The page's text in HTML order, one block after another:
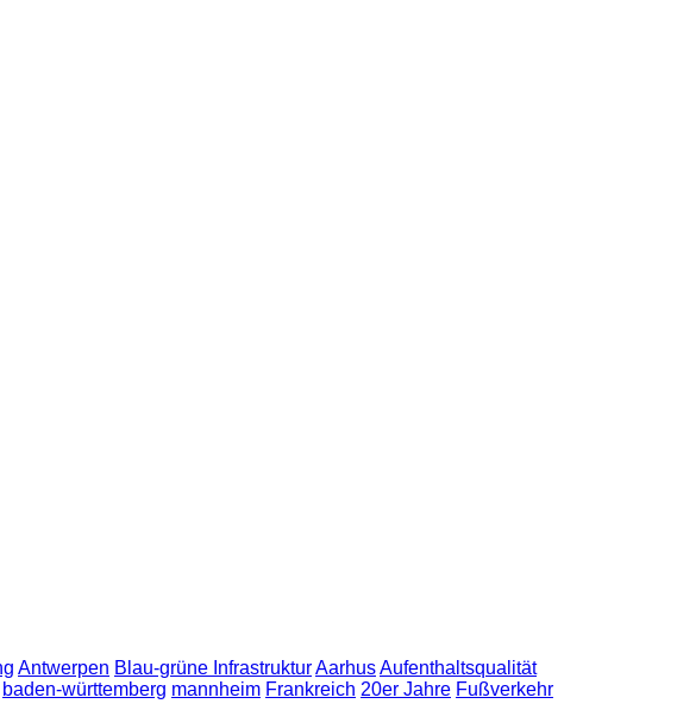
Antwerpen Blau-grüne InfrastrukturAarhusAufenthaltsqualität
baden-württemberg mannheim Frankreich 20er Jahre Fußverkehr